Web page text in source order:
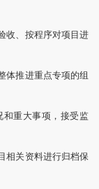
收、按程序对项目进
体推进重点专项的组
和重大事项，接受监
相关资料进行归档保